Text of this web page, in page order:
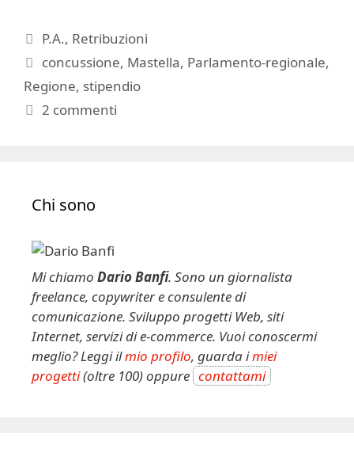
Categorie
P.A., Retribuzioni
Tag
concussione, Mastella, Parlamento-regionale,
Regione, stipendio
2 commenti
Chi sono
Mi chiamo Dario Banfi. Sono un giornalista
freelance, copywriter e consulente di
comunicazione. Sviluppo progetti Web, siti
Internet, servizi di e-commerce. Vuoi conoscermi
meglio? Leggi ilmio profilo, guarda imiei
progetti(oltre 100) oppure contattami